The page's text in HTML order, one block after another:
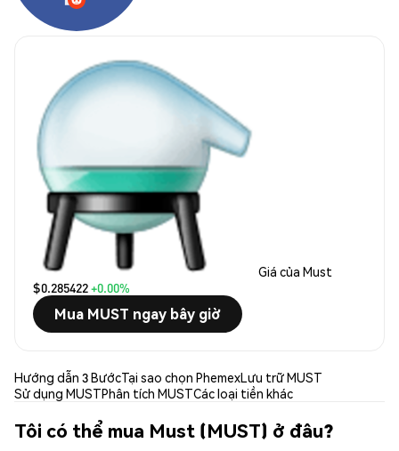
Giá của Must
$0.285422+0.00%
Mua MUST ngay bây giờ
Hướng dẫn 3 BướcTại sao chọn PhemexLưu trữ MUST
Sử dụng MUSTPhân tích MUSTCác loại tiền khác
Tôi có thể mua Must (MUST) ở đâu?